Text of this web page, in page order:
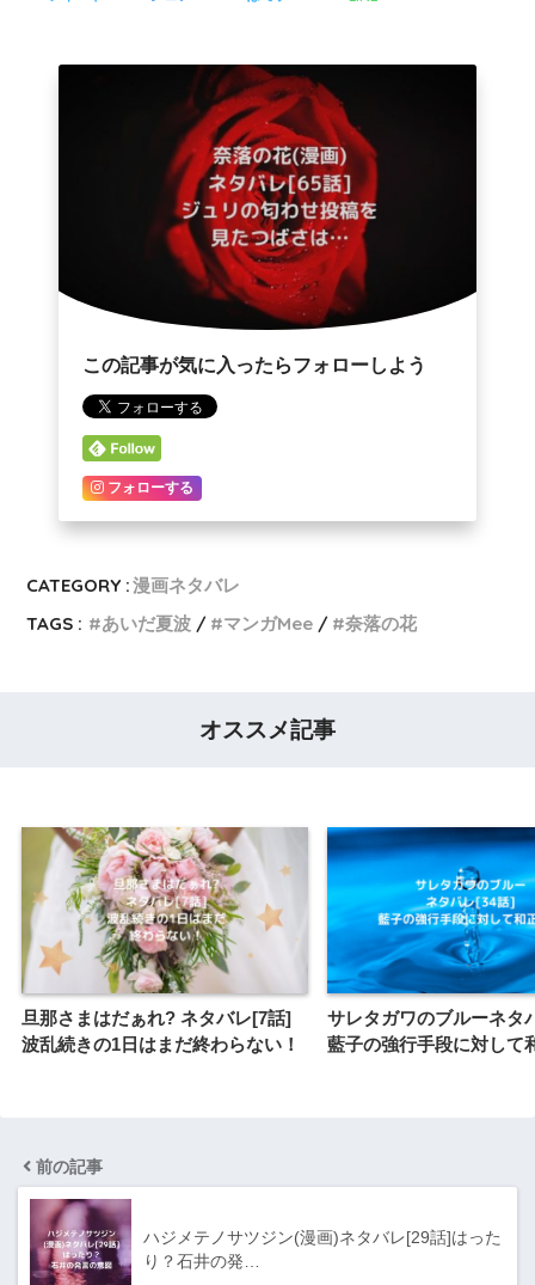
この記事が気に入ったらフォローしよう
フォローする
CATEGORY :漫画ネタバレ
TAGS :
あいだ夏波 マンガMee 奈落の花
オススメ記事
旦那さまはだぁれ? ネタバレ[7話]
波乱続きの1日はまだ終わらない！
サレタガワのブルーネタ
藍子の強行手段に対して
前の記事
ハジメテノサツジン(漫画)ネタバレ[29話]はった
り？石井の発…